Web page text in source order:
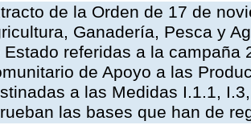
de la Orden de 17 de
Ganadería, Pesca y
Estado referidas a la campaña
de Apoyo a las
a las Medidas I.1.1,
las bases que han de